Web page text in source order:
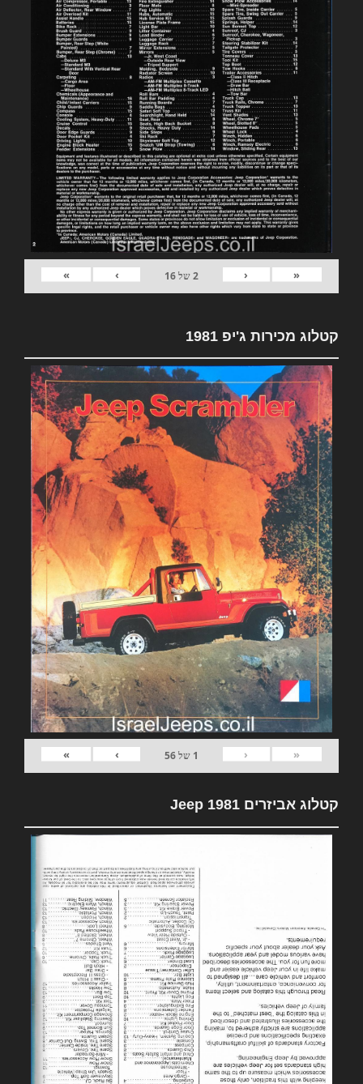
«
‹
2של16
›
»
קטלוג מכירות ג'יפ 1981
«
‹
1 של56
›
»
קטלוג אביזרים 1981 Jeep